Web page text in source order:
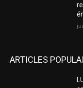
ARTICLES